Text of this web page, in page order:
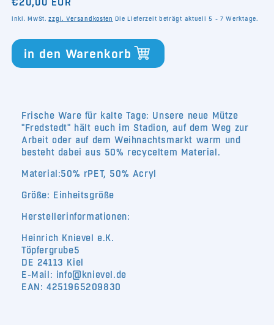
Menge
für
Frestedt
für
Frestedt
Preis
inkl. MwSt.zzgl. Versandkosten Die Lieferzeit beträgt aktuell 5 - 7 Werktage.
in den Warenkorb
Frische Ware für kalte Tage: Unsere neue Mütze
"Fredstedt" hält euch im Stadion, auf dem Weg zur
Arbeit oder auf dem Weihnachtsmarkt warm und
besteht dabei aus 50% recyceltem Material.
Material:50% rPET, 50% Acryl
Größe: Einheitsgröße
Herstellerinformationen:
Heinrich Knievel e.K.
Töpfergrube5
DE 24113 Kiel
E-Mail: info@knievel.de
EAN: 4251965209830